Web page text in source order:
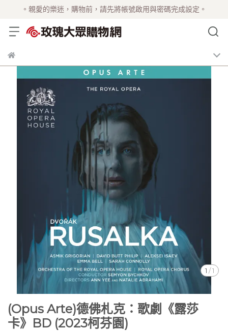
。親愛的樂迷，購物前，請先將帳號啟用與密碼完成設定。
1 /1
(Opus Arte)德佛札克：歌劇《露莎
卡》BD (2023柯芬園)